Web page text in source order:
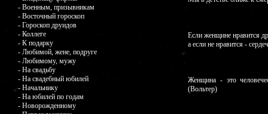
- Военным, призывникам
- Восточный гороскоп
- Гороскоп друидов
- Коллеге
- К подарку
- Любимой, жене, подруге
- Любимому, мужу
- На свадьбу
- На свадебный юбилей
- Начальнику
- На юбилей по годам
- Новорожденному
Если женщине нравится
а если не нравится -
Женщина - это
(Вольтер)